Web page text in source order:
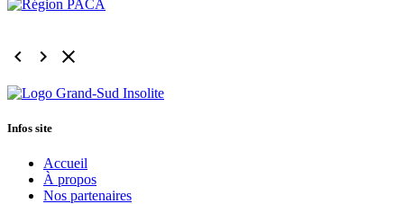
keyboard_arrow_left keyboard_arrow_right clear
Infos site
Accueil
À propos
Nos partenaires